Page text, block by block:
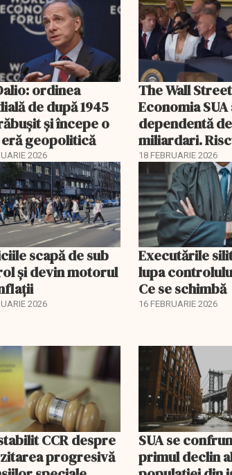
ordinea
de după 1945
și începe o
geopolitică
2026
The Wall
Economia
dependentă de
miliardari.
pentru burse
18 FEBRUARIE 2026
scapă de sub
și devin motorul
2026
Executările
lupa
Ce se schimbă
16 FEBRUARIE 2026
CCR despre
progresivă
SUA se
primul declin